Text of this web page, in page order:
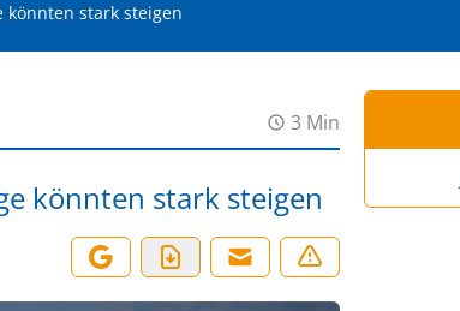
könnten stark steigen
3 Min
könnten stark steigen